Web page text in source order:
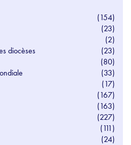
(154)
(23)
(2)
diocèses
(23)
(80)
(33)
(17)
(167)
(163)
(227)
(111)
(24)